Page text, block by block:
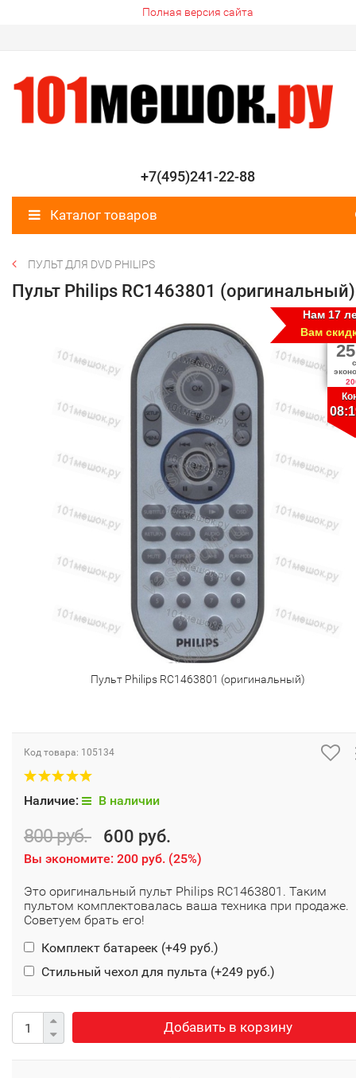
Полная версия сайта
+7(495)241-22-88
Каталог товаров
ПУЛЬТ ДЛЯ DVD PHILIPS
Пульт Philips RC1463801 (оригинальный)
Пульт Philips RC1463801 (оригинальный)
Нам 17
Вам
25
Код товара: 105134
Наличие: В наличии
800 руб. 600 руб.
Вы экономите: 200 руб. (25%)
Это оригинальный пульт Philips RC1463801. Таким
пультом комплектовалась ваша техника при продаже.
Советуем брать его!
Комплект батареек (+49 руб.)
Стильный чехол для пульта (+249 руб.)
Добавить в корзину